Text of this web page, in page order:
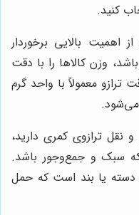
کنید.
اهمیت بالایی برخوردار
وزن کالاها را با دقت
ترازو معمولاً با واحد گرم
و نقل ترازوی کمری دارید،
که سبک و جمع‌وجور باشد.
دسته یا بند است که حمل